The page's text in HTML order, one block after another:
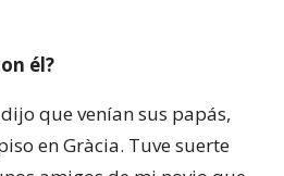
él?
que venían sus papás,
en Gràcia. Tuve suerte